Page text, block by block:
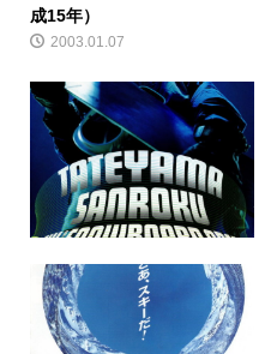
成15年）
2003.01.07